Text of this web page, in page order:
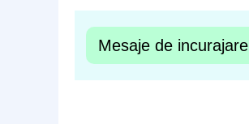
Mesaje de incurajare